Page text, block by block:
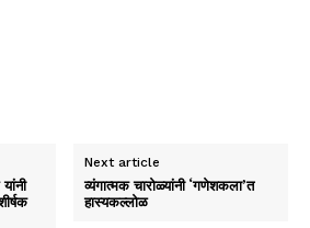
Next article
व्यंगात्मक चारोळ्यांनी ‘गणेशकला’त
हास्यकल्लोळ